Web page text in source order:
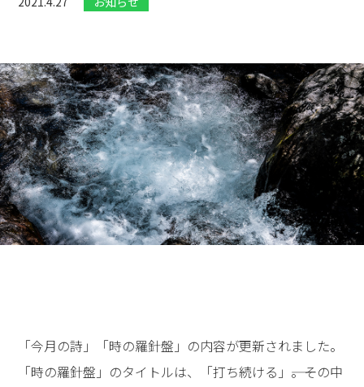
「今月の詩」「時の羅針盤」の内容が更新されました。
「時の羅針盤」のタイトルは、「打ち続ける」――。その中